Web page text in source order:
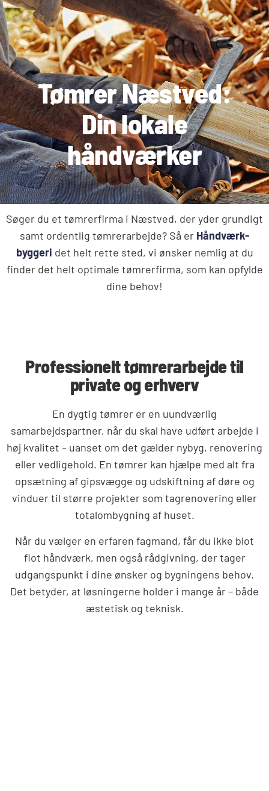
Tømrer Næstved:
Din lokale
håndværker
Søger du et tømrerfirma i Næstved, der yder grundigt
samt ordentlig tømrerarbejde? Så er Håndværk-
byggeri det helt rette sted, vi ønsker nemlig at du
finder det helt optimale tømrerfirma, som kan opfylde
dine behov!
Professionelt tømrerarbejde til
private og erhverv
En dygtig tømrer er en uundværlig
samarbejdspartner, når du skal have udført arbejde i
høj kvalitet – uanset om det gælder nybyg, renovering
eller vedligehold. En tømrer kan hjælpe med alt fra
opsætning af gipsvægge og udskiftning af døre og
vinduer til større projekter som tagrenovering eller
totalombygning af huset.
Når du vælger en erfaren fagmand, får du ikke blot
flot håndværk, men også rådgivning, der tager
udgangspunkt i dine ønsker og bygningens behov.
Det betyder, at løsningerne holder i mange år – både
æstetisk og teknisk.